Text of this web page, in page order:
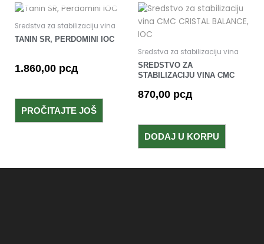
Sredstva za stabilizaciju vina
TANIN SR, PERDOMINI IOC
1.860,00 рсд
PROČITAJTE JOŠ
Sredstva za stabilizaciju vina
SREDSTVO ZA
STABILIZACIJU VINA CMC
870,00 рсд
DODAJ U KORPU